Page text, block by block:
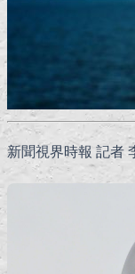
新聞視界時報 記者